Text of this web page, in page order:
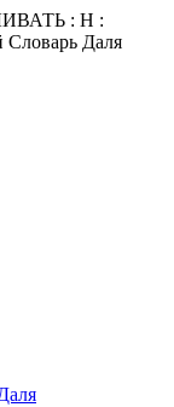
: Н :
Словарь Даля